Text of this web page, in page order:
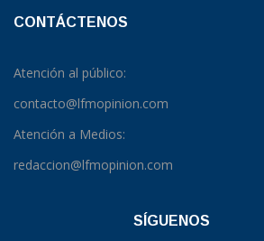
CONTÁCTENOS
Atención al público:
contacto@lfmopinion.com
Atención a Medios:
redaccion@lfmopinion.com
SÍGUENOS